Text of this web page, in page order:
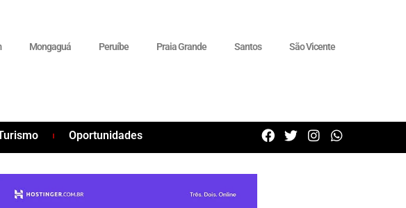
Mongaguá Peruíbe Praia Grande Santos São Vicente
Oportunidades